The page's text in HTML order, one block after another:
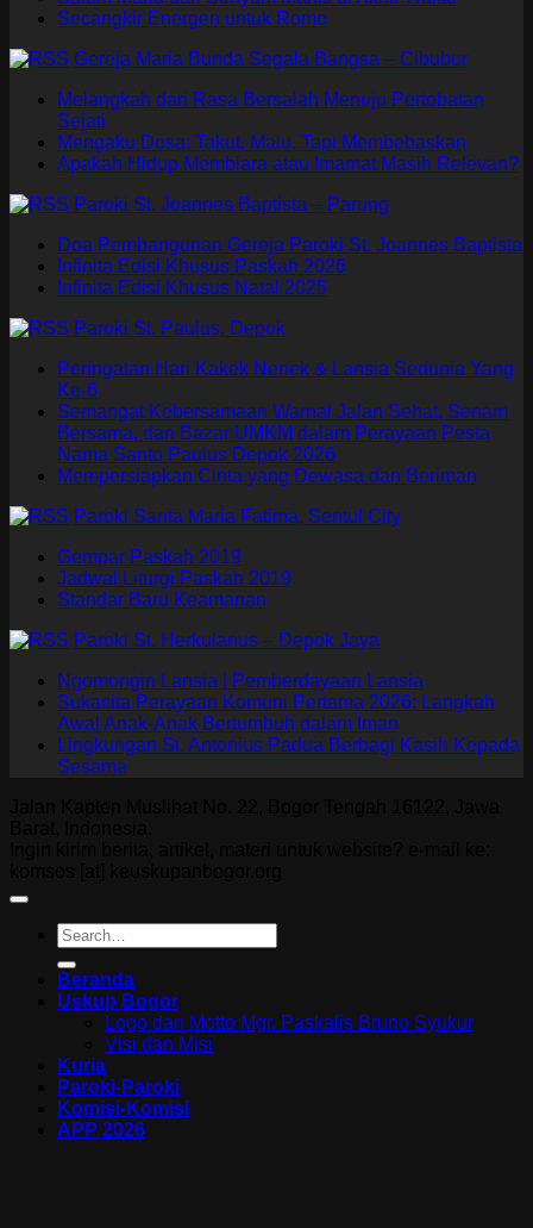
Secangkir Energen untuk Romo
Gereja Maria Bunda Segala Bangsa – Cibubur
Melangkah dari Rasa Bersalah Menuju Pertobatan
Sejati
Mengaku Dosa: Takut, Malu, Tapi Membebaskan
Apakah Hidup Membiara atau Imamat Masih Relevan?
Paroki St. Joannes Baptista – Parung
Doa Pembangunan Gereja Paroki St. Joannes Baptista
Infinita Edisi Khusus Paskah 2026
Infinita Edisi Khusus Natal 2025
Paroki St. Paulus, Depok
Peringatan Hari Kakek Nenek & Lansia Sedunia Yang
Ke-6
Semangat Kebersamaan Warnai Jalan Sehat, Senam
Bersama, dan Bazar UMKM dalam Perayaan Pesta
Nama Santo Paulus Depok 2026
Mempersiapkan Cinta yang Dewasa dan Beriman
Paroki Santa Maria Fatima, Sentul City
Gempar Paskah 2019
Jadwal Liturgi Paskah 2019
Standar Baru Keamanan
Paroki St. Herkulanus – Depok Jaya
Ngomongin Lansia | Pemberdayaan Lansia
Sukacita Perayaan Komuni Pertama 2026: Langkah
Awal Anak-Anak Bertumbuh dalam Iman
Lingkungan St. Antonius Padua Berbagi Kasih Kepada
Sesama
Beranda
Uskup Bogor
Logo dan Motto Mgr. Paskalis Bruno Syukur
Visi dan Misi
Kuria
Paroki-Paroki
Komisi-Komisi
APP 2026